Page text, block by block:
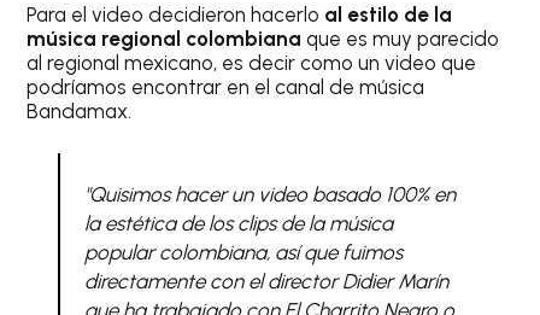
Para el video decidieron hacerlo al estilo de la
música regional colombiana que es muy parecido
al regional mexicano, es decir como un video que
podríamos encontrar en el canal de música
Bandamax.
"Quisimos hacer un video basado 100% en
la estética de los clips de la música
popular colombiana, así que fuimos
directamente con el director Didier Marín
que ha trabajado con El Charrito Negro o